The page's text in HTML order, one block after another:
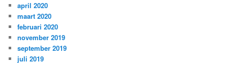
april 2020
maart 2020
februari 2020
november 2019
september 2019
juli 2019